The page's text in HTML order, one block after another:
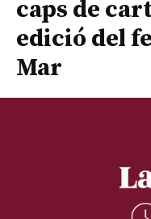
caps de
edició del
Mar